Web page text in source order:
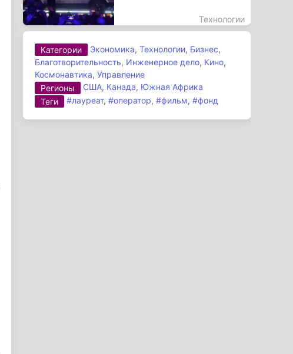
Технологии
Категории Экономика,Технологии, Бизнес,
Благотворительность, Инженерное дело, Кино,
Космонавтика,Управление
Регионы
США, Канада, Южная Африка
Теги
#лауреат,#оператор,#фильм,#фонд